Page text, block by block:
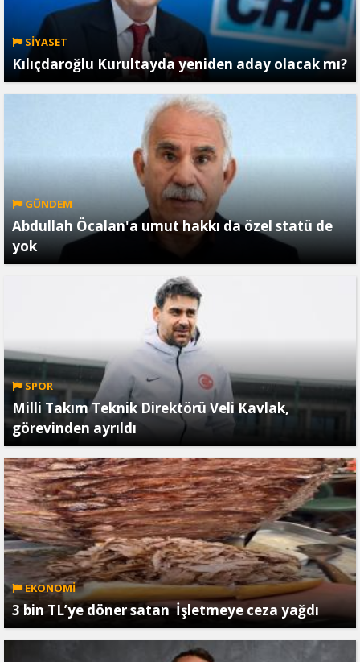
SİYASET
Kılıçdaroğlu Kurultayda yeniden aday olacak mı?
GÜNDEM
Abdullah Öcalan'a umut hakkı da özel statü de
yok
SPOR
Milli Takım Teknik Direktörü Veli Kavlak,
görevinden ayrıldı
EKONOMİ
3 bin TL’ye döner satan İşletmeye ceza yağdı